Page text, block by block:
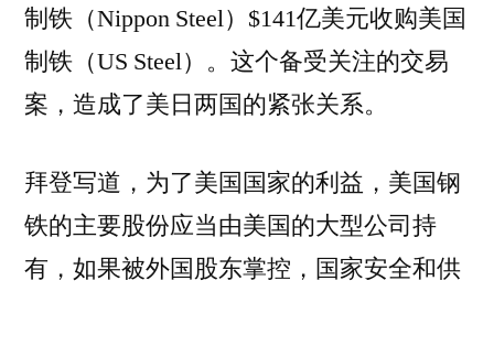
制铁（Nippon Steel）$141亿美元收购美国
制铁（US Steel）。这个备受关注的交易
案，造成了美日两国的紧张关系。
拜登写道，为了美国国家的利益，美国钢
铁的主要股份应当由美国的大型公司持
有，如果被外国股东掌控，国家安全和供